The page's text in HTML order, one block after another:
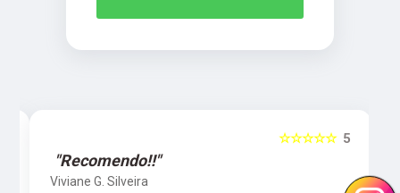
5
☆☆☆☆☆
"Recomendo!!"
Viviane G. Silveira